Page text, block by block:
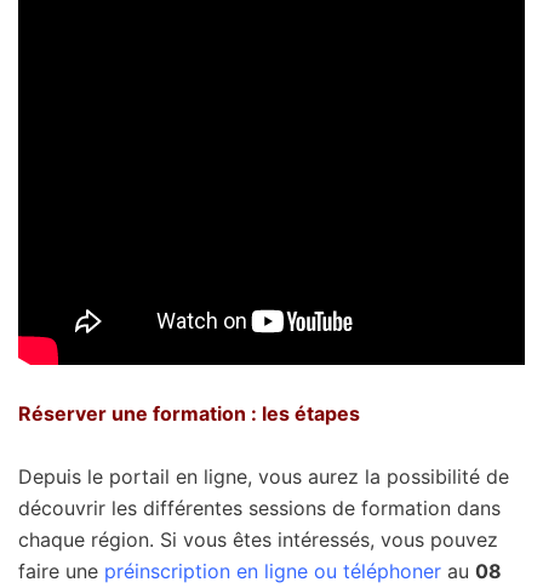
Réserver une formation : les étapes
Depuis le portail en ligne, vous aurez la possibilité de
découvrir les différentes sessions de formation dans
chaque région. Si vous êtes intéressés, vous pouvez
faire une préinscription en ligne ou téléphoner au 08